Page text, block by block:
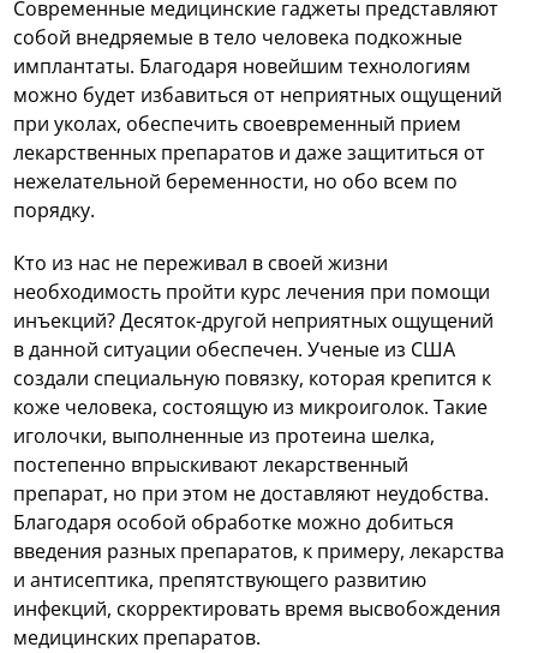
Современные медицинские гаджеты представляют
собой внедряемые в тело человека подкожные
имплантаты. Благодаря новейшим технологиям
можно будет избавиться от неприятных ощущений
при уколах, обеспечить своевременный прием
лекарственных препаратов и даже защититься от
нежелательной беременности, но обо всем по
порядку.
Кто из нас не переживал в своей жизни
необходимость пройти курс лечения при помощи
инъекций? Десяток-другой неприятных ощущений
в данной ситуации обеспечен. Ученые из США
создали специальную повязку, которая крепится к
коже человека, состоящую из микроиголок. Такие
иголочки, выполненные из протеина шелка,
постепенно впрыскивают лекарственный
препарат, но при этом не доставляют неудобства.
Благодаря особой обработке можно добиться
введения разных препаратов, к примеру, лекарства
и антисептика, препятствующего развитию
инфекций, скорректировать время высвобождения
медицинских препаратов.